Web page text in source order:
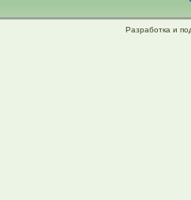
Разработка и